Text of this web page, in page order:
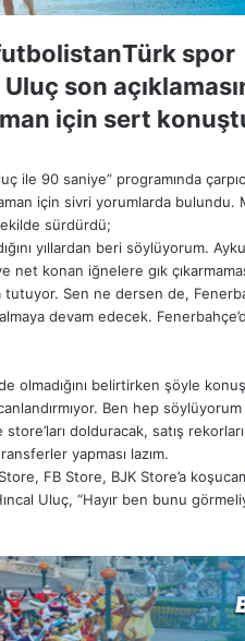
Türk spor
son
için sert
ile 90 saniye” programında
için sivri yorumlarda bulundu.
sürdürdü;
yıllardan beri söylüyorum.
net konan iğnelere gık
Sen ne dersen de,
devam edecek.
olmadığını belirtirken şöyle
Ben hep söylüyorum
dolduracak, satış rekorları
yapması lazım.
FB Store, BJK Store’a
Uluç, “Hayır ben bunu